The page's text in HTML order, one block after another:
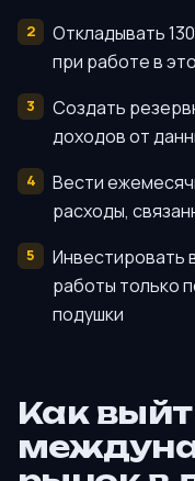
Откладывать
при работе в
Создать
доходов от
Вести
расходы,
Инвестировать
работы только
подушки
Как